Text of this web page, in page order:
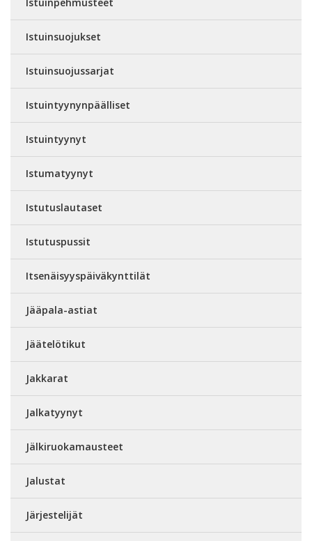
Istuinsuojukset
Istuinsuojussarjat
Istuintyynynpäälliset
Istuintyynyt
Istumatyynyt
Istutuslautaset
Istutuspussit
Itsenäisyyspäiväkynttilät
Jääpala-astiat
Jäätelötikut
Jakkarat
Jalkatyynyt
Jälkiruokamausteet
Jalustat
Järjestelijät